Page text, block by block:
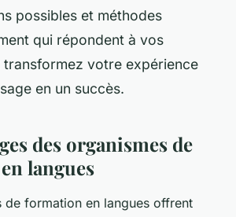
possibles et méthodes
qui répondent à vos
transformez votre expérience
en un succès.
des organismes de
langues
de formation en langues offrent